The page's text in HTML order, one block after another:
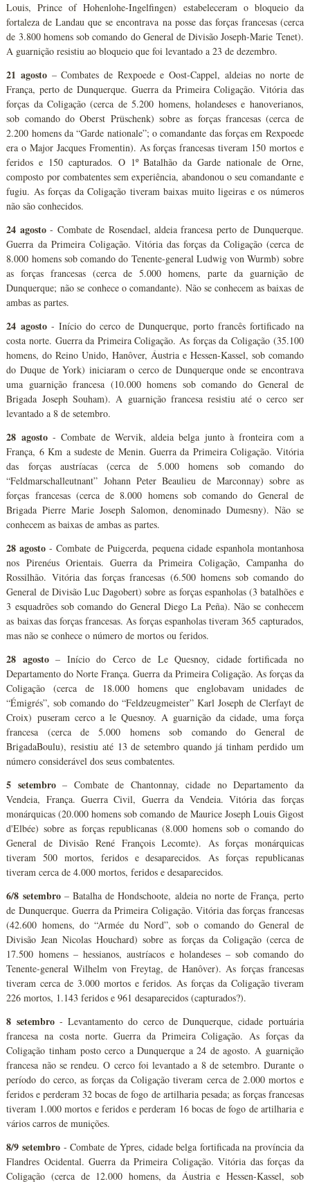
Louis, Prince of Hohenlohe-Ingelfingen) estabeleceram o bloqueio da
fortaleza de Landau que se encontrava na posse das forças francesas (cerca
de 3.800 homens sob comando do General de Divisão Joseph-Marie Tenet).
A guarnição resistiu ao bloqueio que foi levantado a 23 de dezembro.
21 agosto – Combates de Rexpoede e Oost-Cappel, aldeias no norte de
França, perto de Dunquerque. Guerra da Primeira Coligação. Vitória das
forças da Coligação (cerca de 5.200 homens, holandeses e hanoverianos,
sob comando do Oberst Prüschenk) sobre as forças francesas (cerca de
2.200 homens da “Garde nationale”; o comandante das forças em Rexpoede
era o Major Jacques Fromentin). As forças francesas tiveram 150 mortos e
feridos e 150 capturados. O 1º Batalhão da Garde nationale de Orne,
composto por combatentes sem experiência, abandonou o seu comandante e
fugiu. As forças da Coligação tiveram baixas muito ligeiras e os números
não são conhecidos.
24 agosto- Combate de Rosendael, aldeia francesa perto de Dunquerque.
Guerra da Primeira Coligação. Vitória das forças da Coligação (cerca de
8.000 homens sob comando do Tenente-general Ludwig von Wurmb) sobre
as forças francesas (cerca de 5.000 homens, parte da guarnição de
Dunquerque; não se conhece o comandante). Não se conhecem as baixas de
ambas as partes.
24 agosto- Início do cerco de Dunquerque, porto francês fortificado na
costa norte. Guerra da Primeira Coligação. As forças da Coligação (35.100
homens, do Reino Unido, Hanôver, Áustria e Hessen-Kassel, sob comando
do Duque de York) iniciaram o cerco de Dunquerque onde se encontrava
uma guarnição francesa (10.000 homens sob comando do General de
Brigada Joseph Souham). A guarnição francesa resistiu até o cerco ser
levantado a 8 de setembro.
28 agosto- Combate de Wervik, aldeia belga junto à fronteira com a
França, 6 Km a sudeste de Menin. Guerra da Primeira Coligação. Vitória
das forças austríacas (cerca de 5.000 homens sob comando do
“Feldmarschalleutnant” Johann Peter Beaulieu de Marconnay) sobre as
forças francesas (cerca de 8.000 homens sob comando do General de
Brigada Pierre Marie Joseph Salomon, denominado Dumesny). Não se
conhecem as baixas de ambas as partes.
28 agosto - Combate de Puigcerda, pequena cidade espanhola montanhosa
nos Pirenéus Orientais. Guerra da Primeira Coligação, Campanha do
Rossilhão. Vitória das forças francesas (6.500 homens sob comando do
General de Divisão Luc Dagobert) sobre as forças espanholas (3 batalhões e
3 esquadrões sob comando do General Diego La Peña). Não se conhecem
as baixas das forças francesas. As forças espanholas tiveram 365 capturados,
mas não se conhece o número de mortos ou feridos.
28 agosto– Início do Cerco de Le Quesnoy, cidade fortificada no
Departamento do Norte França. Guerra da Primeira Coligação. As forças da
Coligação (cerca de 18.000 homens que englobavam unidades de
“Émigrés”, sob comando do “Feldzeugmeister” Karl Joseph de Clerfayt de
Croix) puseram cerco a le Quesnoy. A guarnição da cidade, uma força
francesa (cerca de 5.000 homens sob comando do General de
BrigadaBoulu), resistiu até 13 de setembro quando já tinham perdido um
número considerável dos seus combatentes.
5 setembro– Combate de Chantonnay, cidade no Departamento da
Vendeia, França. Guerra Civil, Guerra da Vendeia. Vitória das forças
monárquicas (20.000 homens sob comando de Maurice Joseph Louis Gigost
d'Elbée) sobre as forças republicanas (8.000 homens sob o comando do
General de Divisão René François Lecomte). As forças monárquicas
tiveram 500 mortos, feridos e desaparecidos. As forças republicanas
tiveram cerca de 4.000 mortos, feridos e desaparecidos.
6/8 setembro– Batalha de Hondschoote, aldeia no norte de França, perto
de Dunquerque. Guerra da Primeira Coligação. Vitória das forças francesas
(42.600 homens, do “Armée du Nord”, sob o comando do General de
Divisão Jean Nicolas Houchard) sobre as forças da Coligação (cerca de
17.500 homens – hessianos, austríacos e holandeses – sob comando do
Tenente-general Wilhelm von Freytag, de Hanôver). As forças francesas
tiveram cerca de 3.000 mortos e feridos. As forças da Coligação tiveram
226 mortos, 1.143 feridos e 961 desaparecidos (capturados?).
8 setembro- Levantamento do cerco de Dunquerque, cidade portuária
francesa na costa norte. Guerra da Primeira Coligação. As forças da
Coligação tinham posto cerco a Dunquerque a 24 de agosto. A guarnição
francesa não se rendeu. O cerco foi levantado a 8 de setembro. Durante o
período do cerco, as forças da Coligação tiveram cerca de 2.000 mortos e
feridos e perderam 32 bocas de fogo de artilharia pesada; as forças francesas
tiveram 1.000 mortos e feridos e perderam 16 bocas de fogo de artilharia e
vários carros de munições.
8/9 setembro - Combate de Ypres, cidade belga fortificada na província da
Flandres Ocidental. Guerra da Primeira Coligação. Vitória das forças da
Coligação (cerca de 12.000 homens, da Áustria e Hessen-Kassel, sob